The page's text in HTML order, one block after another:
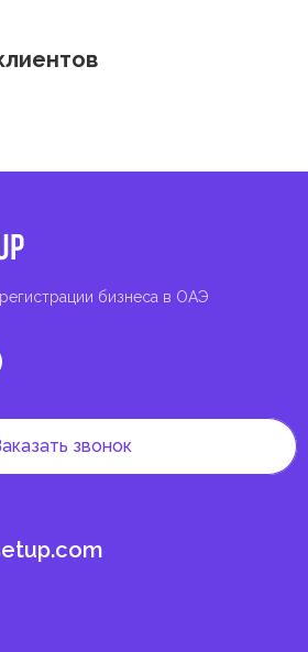
бизнеса в ОАЭ
звонок